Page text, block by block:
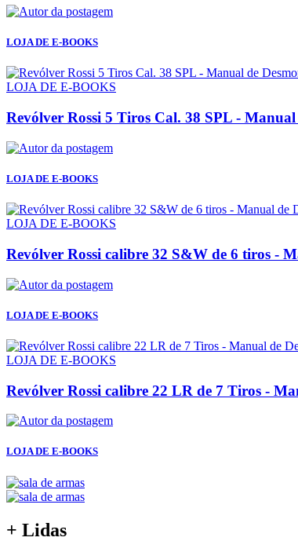
LOJA DE E-BOOKS
LOJA DE E-BOOKS
Revólver Rossi 5 Tiros Cal. 38 SPL -
LOJA DE E-BOOKS
LOJA DE E-BOOKS
Revólver Rossi calibre 32 S&W de 6 tiros -
LOJA DE E-BOOKS
LOJA DE E-BOOKS
Revólver Rossi calibre 22 LR de 7 Tiros -
LOJA DE E-BOOKS
+ Lidas